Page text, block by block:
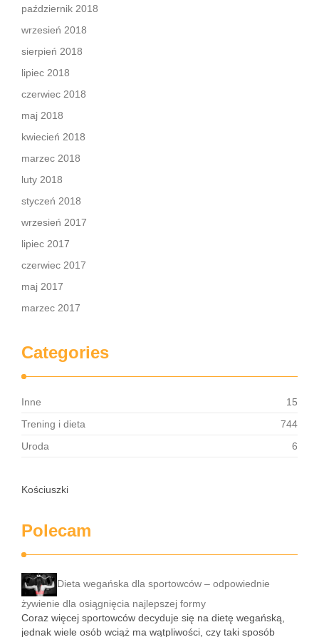
październik 2018
wrzesień 2018
sierpień 2018
lipiec 2018
czerwiec 2018
maj 2018
kwiecień 2018
marzec 2018
luty 2018
styczeń 2018
wrzesień 2017
lipiec 2017
czerwiec 2017
maj 2017
marzec 2017
Categories
Inne
15
Trening i dieta
744
Uroda
6
Kościuszki
Polecam
Dieta wegańska dla sportowców – odpowiednie
żywienie dla osiągnięcia najlepszej formy
Coraz więcej sportowców decyduje się na dietę wegańską,
jednak wiele osób wciąż ma wątpliwości, czy taki sposób